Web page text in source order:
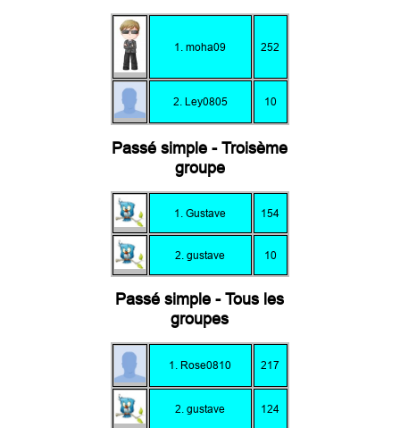
1. moha09 252
2. Ley0805 10
Passé simple - Troisème
groupe
1. Gustave 154
2. gustave 10
Passé simple - Tous les
groupes
1. Rose0810 217
2. gustave 124